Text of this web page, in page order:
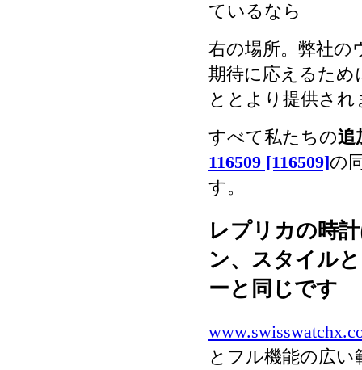
ているなら
右の場所。弊社
期待に応えるため
ととより提供され
すべて私たちの追
116509 [116509]の
す。
レプリカの時
ン、スタイル
ーと同じです
とフル機能の広